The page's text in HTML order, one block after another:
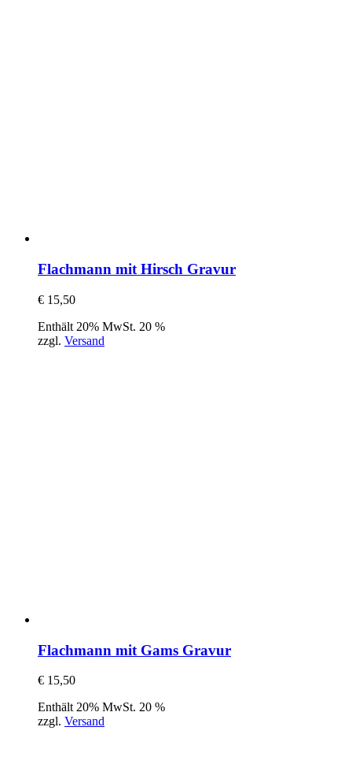
Flachmann mit Hirsch Gravur
€ 15,50
Enthält 20% MwSt. 20 %
zzgl. Versand
Flachmann mit Gams Gravur
€ 15,50
Enthält 20% MwSt. 20 %
zzgl. Versand